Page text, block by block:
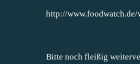
http://
Bitte noch fleißig